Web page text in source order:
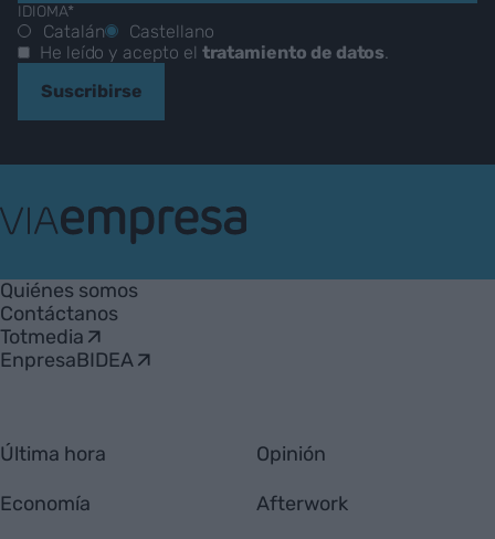
IDIOMA*
Catalán
Castellano
He leído y acepto el tratamiento de datos
Suscribirse
Empresa
Quiénes somos
Contáctanos
Totmedia
EnpresaBIDEA
Última hora
Economía
Opinión
Afterwork